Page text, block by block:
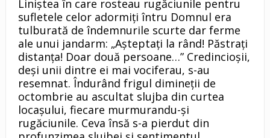
Liniștea în care rosteau rugăciunile pentru
sufletele celor adormiți întru Domnul era
tulburată de îndemnurile scurte dar ferme
ale unui jandarm: „Așteptați la rând! Păstrați
distanța! Doar două persoane…” Credincioșii,
deși unii dintre ei mai vociferau, s-au
resemnat. Îndurând frigul dimineții de
octombrie au ascultat slujba din curtea
locașului, fiecare murmurandu-și
rugăciunile. Ceva însă s-a pierdut din